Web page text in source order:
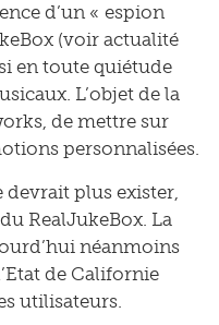
d’un « espion
(voir actualité
en toute quiétude
L’objet de la
de mettre sur
personnalisées.
devrait plus exister,
RealJukeBox. La
néanmoins
de Californie
utilisateurs.